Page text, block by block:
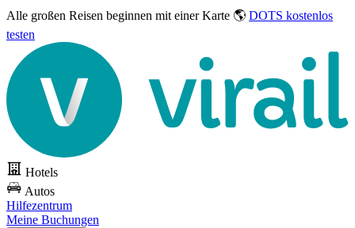
Alle großen Reisen beginnen mit einer Karte 🌎 DOTS kostenlos
testen
Hotels
Autos
Hilfezentrum
Meine Buchungen